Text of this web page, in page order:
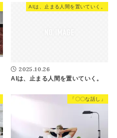
AIは、止まる人間を置いていく。
2025.10.26
AIは、止まる人間を置いていく。
「〇〇な話し」